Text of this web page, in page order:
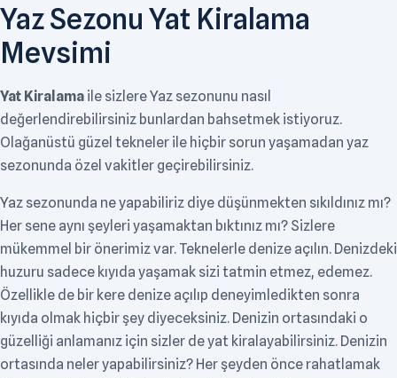
Yaz Sezonu Yat Kiralama
Mevsimi
Yat Kiralama ile sizlere Yaz sezonunu nasıl
değerlendirebilirsiniz bunlardan bahsetmek istiyoruz.
Olağanüstü güzel tekneler ile hiçbir sorun yaşamadan yaz
sezonunda özel vakitler geçirebilirsiniz.
Yaz sezonunda ne yapabiliriz diye düşünmekten sıkıldınız mı?
Her sene aynı şeyleri yaşamaktan bıktınız mı? Sizlere
mükemmel bir önerimiz var. Teknelerle denize açılın. Denizdeki
huzuru sadece kıyıda yaşamak sizi tatmin etmez, edemez.
Özellikle de bir kere denize açılıp deneyimledikten sonra
kıyıda olmak hiçbir şey diyeceksiniz. Denizin ortasındaki o
güzelliği anlamanız için sizler de yat kiralayabilirsiniz. Denizin
ortasında neler yapabilirsiniz? Her şeyden önce rahatlamak